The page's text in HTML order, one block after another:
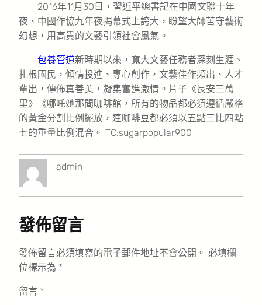
2016年11月30日，習近平總書記在中國文聯十年
夜、中國作協九年夜揭幕式上誇大，盼望大師苦守藝術
幻想，用高貴的文藝引領社會風氣。
包養管道新時期以來，寬大文藝任務者深刻生涯、
扎根國民，傾情投進、專心創作，文藝佳作頻出、人才
輩出，傳佈真善美，凝集奮進激情。片子《長安三萬
里》《哪吒她那間咖啡館，所有的物品都必須遵循嚴格
的黃金分割比例擺放，連咖啡豆都必須以五點三比四點
七的重量比例混合。 TC:sugarpopular900
admin
發佈留言
發佈留言必須填寫的電子郵件地址不會公開。 必填欄
位標示為 *
留言 *